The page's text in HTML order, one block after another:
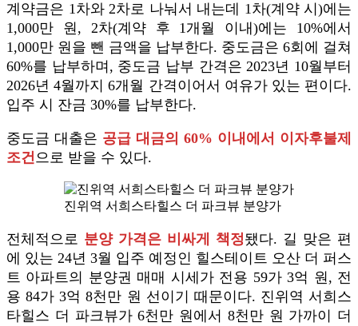
계약금은 1차와 2차로 나눠서 내는데 1차(계약 시)에는
1,000만 원, 2차(계약 후 1개월 이내)에는 10%에서
1,000만 원을 뺀 금액을 납부한다. 중도금은 6회에 걸쳐
60%를 납부하며, 중도금 납부 간격은 2023년 10월부터
2026년 4월까지 6개월 간격이어서 여유가 있는 편이다.
입주 시 잔금 30%를 납부한다.
중도금 대출은 공급 대금의 60% 이내에서 이자후불제
조건으로 받을 수 있다.
진위역 서희스타힐스 더 파크뷰 분양가
전체적으로 분양 가격은 비싸게 책정됐다. 길 맞은 편
에 있는 24년 3월 입주 예정인 힐스테이트 오산 더 퍼스
트 아파트의 분양권 매매 시세가 전용 59가 3억 원, 전
용 84가 3억 8천만 원 선이기 때문이다. 진위역 서희스
타힐스 더 파크뷰가 6천만 원에서 8천만 원 가까이 더